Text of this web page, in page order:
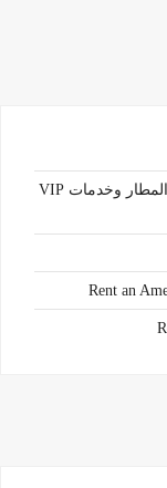
ايجار مرسيدس V_Class في مصر: ليموزين المطار وخدمات VIP
Rent an